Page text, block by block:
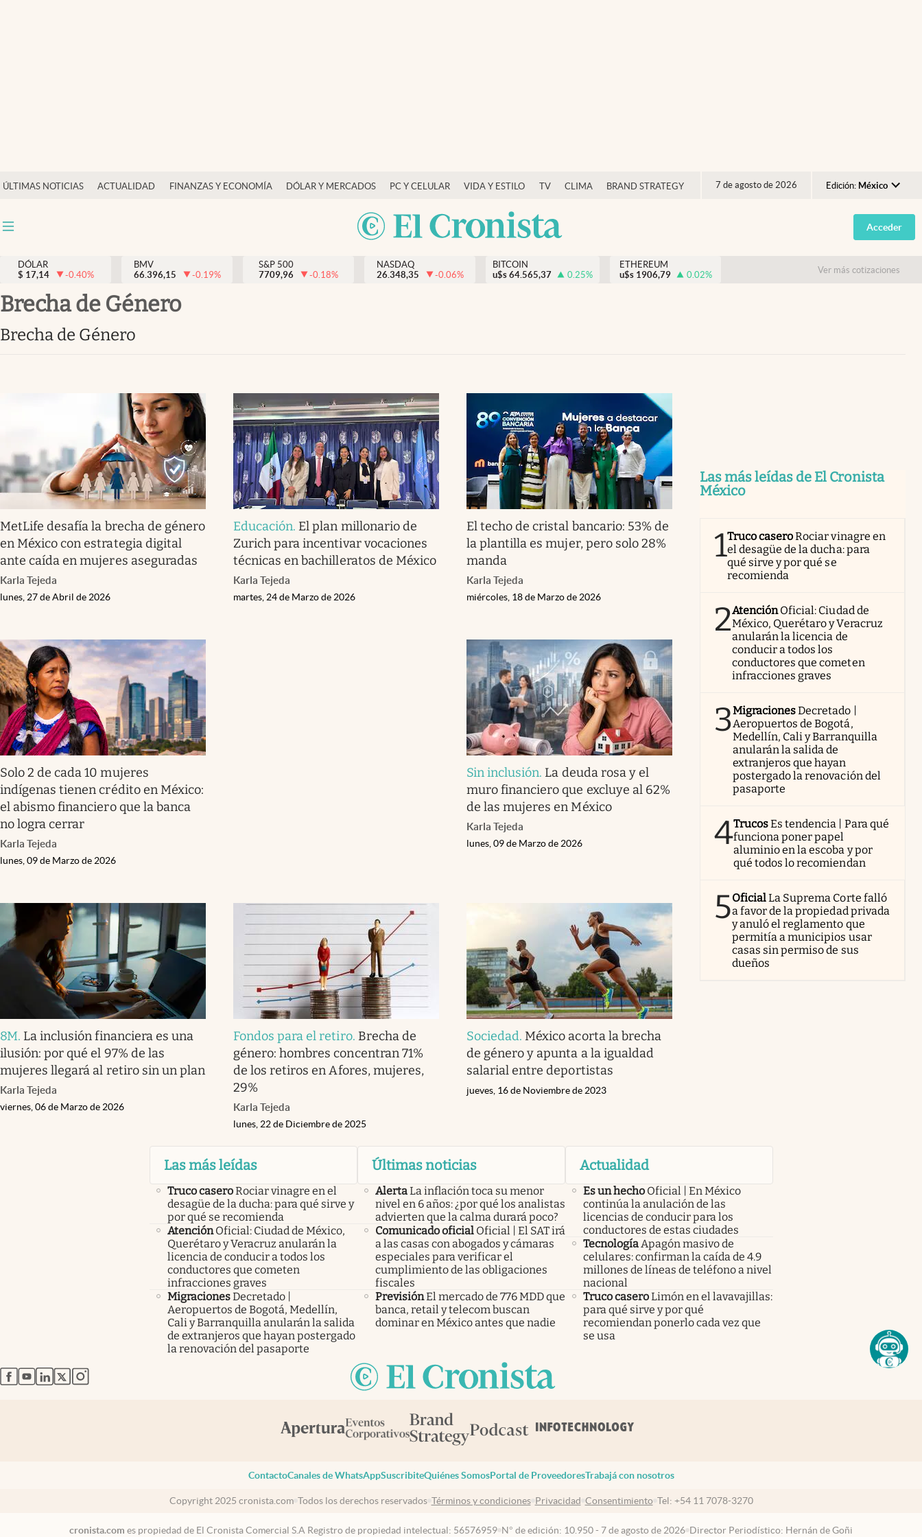
ÚLTIMAS NOTICIAS ACTUALIDAD FINANZAS Y ECONOMÍA DÓLAR Y MERCADOS PC Y CELULAR VIDA Y ESTILO TV CLIMA BRAND STRATEGY 7 de agosto de 2026 Edición: México
Argentina
España
USA
Opinión
Vida y estilo
Clima
Espiritualidad
Acceder
DÓLAR
$ 17,14 -0.40%
BMV
66.396,15
-0.19%
S&P 500
7709,96
-0.18%
NASDAQ
26.348,35
-0.06%
BITCOIN
u$s 64.565,37 0.25%
ETHEREUM
u$s 1906,79 0.02% Ver más cotizaciones
Brecha de Género
Brecha de Género
MetLife desafía la brecha de género
en México con estrategia digital
ante caída en mujeres aseguradas
Karla Tejeda
lunes, 27 de Abril de 2026
Educación. El plan millonario de
Zurich para incentivar vocaciones
técnicas en bachilleratos de México
Karla Tejeda
martes, 24 de Marzo de 2026
El techo de cristal bancario: 53% de
la plantilla es mujer, pero solo 28%
manda
Karla Tejeda
miércoles, 18 de Marzo de 2026
Solo 2 de cada 10 mujeres
indígenas tienen crédito en México:
el abismo financiero que la banca
no logra cerrar
Karla Tejeda
lunes, 09 de Marzo de 2026
Sin inclusión. La deuda rosa y el
muro financiero que excluye al 62%
de las mujeres en México
Karla Tejeda
lunes, 09 de Marzo de 2026
8M. La inclusión financiera es una
ilusión: por qué el 97% de las
mujeres llegará al retiro sin un plan
Karla Tejeda
viernes, 06 de Marzo de 2026
Fondos para el retiro. Brecha de
género: hombres concentran 71%
de los retiros en Afores, mujeres,
29%
Karla Tejeda
lunes, 22 de Diciembre de 2025
Sociedad. México acorta la brecha
de género y apunta a la igualdad
salarial entre deportistas
jueves, 16 de Noviembre de 2023
Las más leídas de El Cronista
México
1Truco caseroRociar vinagre en
el desagüe de la ducha: para
qué sirve y por qué se
recomienda
2AtenciónOficial: Ciudad de
México, Querétaro y Veracruz
anularán la licencia de
conducir a todos los
conductores que cometen
infracciones graves
3MigracionesDecretado |
Aeropuertos de Bogotá,
Medellín, Cali y Barranquilla
anularán la salida de
extranjeros que hayan
postergado la renovación del
pasaporte
4TrucosEs tendencia | Para qué
funciona poner papel
aluminio en la escoba y por
qué todos lo recomiendan
5OficialLa Suprema Corte falló
a favor de la propiedad privada
y anuló el reglamento que
permitía a municipios usar
casas sin permiso de sus
dueños
Las más leídas
Truco caseroRociar vinagre en el
desagüe de la ducha: para qué sirve y
por qué se recomienda
Atención Oficial: Ciudad de México,
Querétaro y Veracruz anularán la
licencia de conducir a todos los
conductores que cometen
infracciones graves
MigracionesDecretado |
Aeropuertos de Bogotá, Medellín,
Cali y Barranquilla anularán la salida
de extranjeros que hayan postergado
la renovación del pasaporte
Últimas noticias
AlertaLa inflación toca su menor
nivel en 6 años: ¿por qué los analistas
advierten que la calma durará poco?
Comunicado oficial Oficial | El SAT irá
a las casas con abogados y cámaras
especiales para verificar el
cumplimiento de las obligaciones
fiscales
PrevisiónEl mercado de 776 MDD que
banca, retail y telecom buscan
dominar en México antes que nadie
Actualidad
Es un hecho Oficial | En México
continúa la anulación de las
licencias de conducir para los
conductores de estas ciudades
Tecnología Apagón masivo de
celulares: confirman la caída de 4.9
millones de líneas de teléfono a nivel
nacional
Truco caseroLimón en el lavavajillas:
para qué sirve y por qué
recomiendan ponerlo cada vez que
se usa
abre en nueva pestaña
abre en nueva pestaña
abre en nueva pestaña
abre en nueva pestaña
abre en nueva pestaña
ContactoCanales de WhatsAppSuscribiteQuiénes SomosPortal de ProveedoresTrabajá con nosotros
Copyright 2025 cronista.com Todos los derechos reservados Términos y condiciones Privacidad Consentimiento Tel: +54 11 7078-3270
cronista.com es propiedad de El Cronista Comercial S.A Registro de propiedad intelectual: 56576959 N° de edición: 10.950 - 7 de agosto de 2026 Director Periodístico: Hernán de Goñi